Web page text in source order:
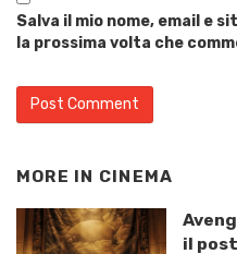
Salva il mio nome, email e
la prossima volta che
MORE IN CINEMA
il